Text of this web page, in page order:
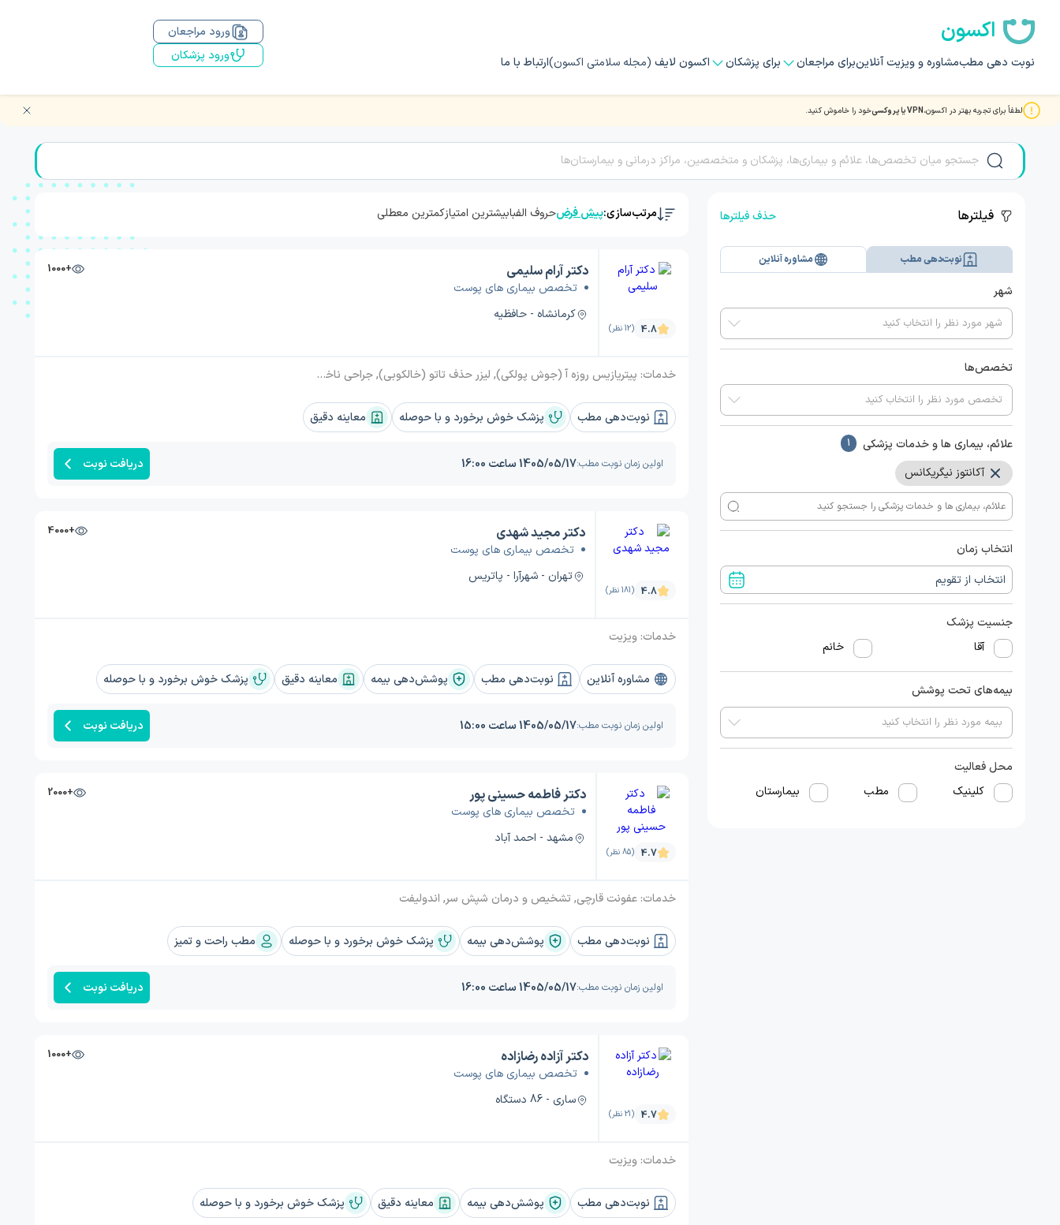
اکسون
نوبت دهی مطبمشاوره و ویزیت آنلاینبرای مراجعان برای پزشکان اکسون لایف (مجله سلامتی اکسون)ارتباط با ما
ورود مراجعان
ورود پزشکان
لطفاً برای تجربه بهتر در اکسون،VPN یا پروکسی خود را خاموش کنید.
نوبت دهی بهترین دکتر و متخصصان آکانتوز نیگریکانس
فیلترها حذف فیلترها
نوبت‌دهی مطب مشاوره آنلاین
شهر
تخصص‌ها
علائم، بیماری ها و خدمات پزشکی 1
آکانتوز نیگریکانس
انتخاب زمان
جنسیت پزشک
آقا
خانم
بیمه‌های تحت پوشش
محل فعالیت
کلینیک
مطب بیمارستان
مرتب‌سازی:پیش فرضحروف الفبابیشترین امتیازکمترین معطلی
4.8 (12 نظر)
+1000 دکتر آرام سلیمی
تخصص بیماری های پوست
کرمانشاه - حافظیه
خدمات: پیتریازیس روزه آ (جوش پولکی), لیزر حذف تاتو (خالکوبی), جراحی ناخن, کک و مک, کاشت مو, منگوله پوستی, بیماری قارچ پوستی, بزرگ کردن گونه, سفیدی مو, میکرودرم ابریژن, کاشت ابرو, شوره سر, درمان آکنه و جای جوش, لیزر, تزریق فیلر بینی, تزریق بوتاکس, طاسی منطقه ای, مزوبوتاکس, تزریق کلاژن, کلوئید, خارش پوست, درماپلنینگ, سفید کردن پوست, جوش صورت, لیزر درمانی, درمان ریزش مو, درمان لیکن پلان, درمان سالک, لک پوستی, لیزر دایود, پسوریازیس, درمان پیسی و ویتیلیگو, برداشتن زگیل, روزاسه, آفتاب سوختگی, تزریق چربی, چین و چروک صورت, بیماری های پوستی و درماتولوژی, ترک پوستی, کوتریزاسیون الکتریکی (سوزاندن زخم), سرطان پوست, کربوکسی تراپی, بلفاروپلاستی, بوکال فت صورت, تزریق فیلر, لایه برداری پوست, درمان سیاهی زیر چشم, لیزر کرم حلقوی, هایپر پیگمانتاسیون (تیرگی پوست), میکرونیدلینگ, بثورات پوستی (راش پوستی), آبرسانی پوست, فیلاریازیس (پافیلی), لیپوساکشن غبغب, درمان با سلولهای بنیادی, جراح پلاستیک جای زخم ، اسکار و بخیه, کرایوتراپی, سابسیژن, لیزر ماه گرفتگی, لیفت شقیقه, گال (جرب), آلوپسی, جوانسازی پوست, پرمویی (هیرسوتیسم), پی آر پی مو, اگزما, پلاسما تراپی, لیفت پیشانی, عفونت پوست سر, لیزر جوانسازی پوست, لیزر Co2 فرکشنال, مزوتراپی پوست
پزشک خوش برخورد و با حوصله معاینه دقیق نوبت‌دهی مطب
اولین زمان نوبت مطب:1405/05/17 ساعت 16:00 دریافت نوبت
4.8 (181 نظر)
+4000 دکتر مجید شهدی
تخصص بیماری های پوست
تهران - شهرآرا - پاتریس
خدمات: ویزیت
پوشش‌دهی بیمه معاینه دقیق پزشک خوش برخورد و با حوصله مشاوره آنلاین نوبت‌دهی مطب
اولین زمان نوبت مطب:1405/05/17 ساعت 15:00 دریافت نوبت
4.7 (85 نظر)
+2000 دکتر فاطمه حسینی پور
تخصص بیماری های پوست
مشهد - احمد آباد
خدمات: عفونت قارچی, تشخیص و درمان شپش سر, اندولیفت
پوشش‌دهی بیمه پزشک خوش برخورد و با حوصله مطب راحت و تمیز نوبت‌دهی مطب
اولین زمان نوبت مطب:1405/05/17 ساعت 16:00 دریافت نوبت
4.7 (21 نظر)
+1000 دکتر آزاده رضازاده
تخصص بیماری های پوست
ساری - 86 دستگاه
خدمات: ویزیت
پوشش‌دهی بیمه معاینه دقیق پزشک خوش برخورد و با حوصله نوبت‌دهی مطب